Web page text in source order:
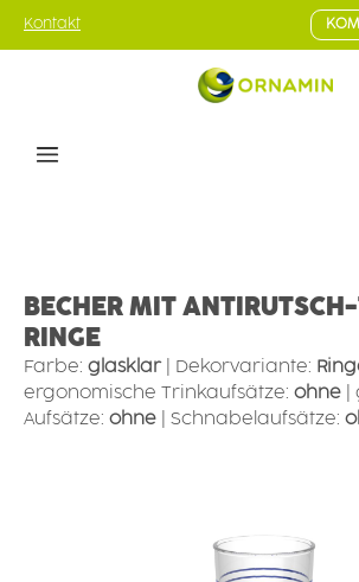
Zum Hauptinhalt springen
Kontakt
BECHER MIT
RINGE
Farbe: glasklar Dekorvariante:
ergonomische Trinkaufsätze: ohne
Aufsätze: ohne Schnabelaufsätze: